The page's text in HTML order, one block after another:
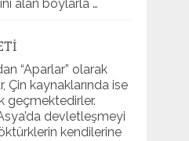
alan boylarla …
“Aparlar” olarak
Çin kaynaklarında ise
geçmektedirler.
devletleşmeyi
kendilerine